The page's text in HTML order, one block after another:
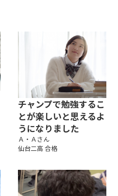
チャンプで勉強するこ
とが楽しいと思えるよ
うになりました
Ａ・Ａさん
仙台二高 合格